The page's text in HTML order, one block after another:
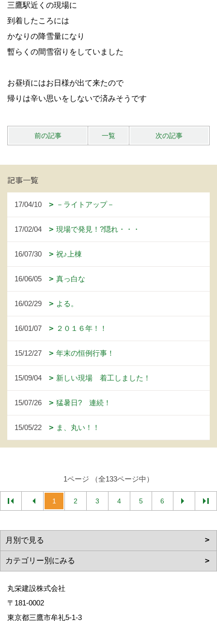
三鷹駅近くの現場に
到着したころには
かなりの降雪量になり
暫らくの間雪宿りをしていました
お昼頃にはお日様が出て来たので
帰りは辛い思いをしないで済みそうです
前の記事 一覧 次の記事
記事一覧
17/04/10 －ライトアップ－
17/02/04 現場で発見！?隠れ・・・
16/07/30 祝♪上棟
16/06/05 真っ白な
16/02/29 よる。
16/01/07 ２０１６年！！
15/12/27 年末の恒例行事！
15/09/04 新しい現場 着工しました！
15/07/26 猛暑日? 連続！
15/05/22 ま、丸い！！
1ページ （全133ページ中）
1 2 3 4 5 6
丸栄建設株式会社
〒181-0002
東京都三鷹市牟礼5-1-3